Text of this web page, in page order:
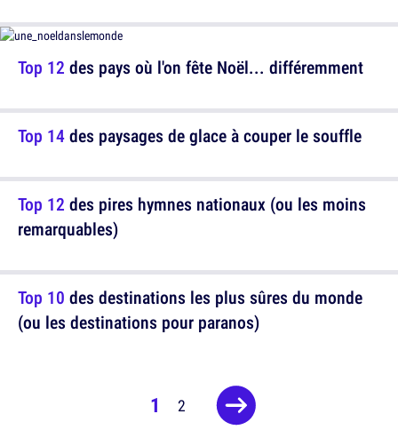
Top 14des paysages de glace à couper le souffle
Top 10 des destinations les plus sûres du monde
(ou les destinations pour paranos)
Top 12 des pays où l'on fête Noël... différemment
Top 12 des pires hymnes nationaux (ou les moins
remarquables)
1 2